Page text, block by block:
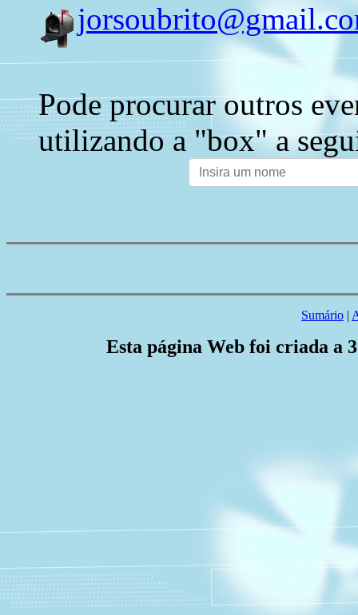
Pode procurar outros
utilizando a "box" a
Sumário |
Esta página Web foi criada a